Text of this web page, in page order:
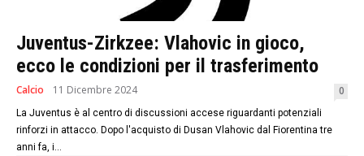
Juventus-Zirkzee: Vlahovic in gioco,
ecco le condizioni per il trasferimento
Calcio 11 Dicembre 2024 0
La‌ Juventus è al centro di discussioni ​accese riguardanti potenziali
rinforzi in attacco. Dopo l'acquisto di Dusan Vlahovic dal Fiorentina tre
anni fa, i...